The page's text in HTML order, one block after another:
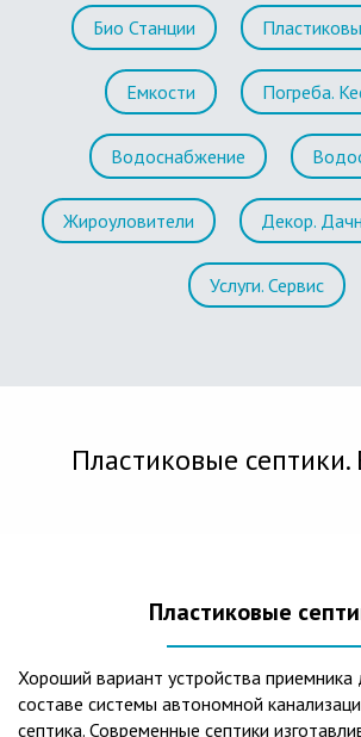
Био Станции
Емкости Погреба.
Водоснабжение
Жироуловители Декор.
Услуги. Сервис
Пластиковые септики.
Пластиковые
Хороший вариант устройства
составе системы автономной
септика. Современные септики